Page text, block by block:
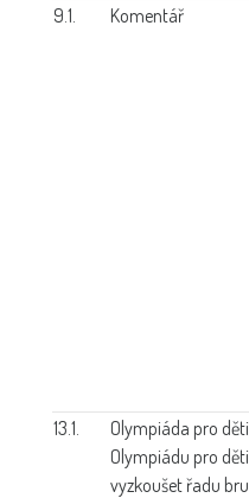
9.1.
Komentář
13.1. Olympiáda pro
Olympiádu pro
vyzkoušet řadu